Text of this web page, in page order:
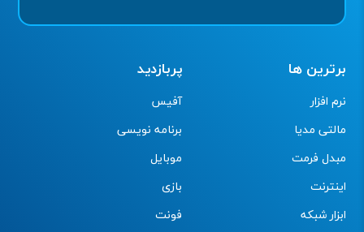
برترین ها
نرم افزار
مالتی مدیا
مبدل فرمت
اینترنت
ابزار شبکه
پربازدید
آفیس
برنامه نویسی
موبایل
بازی
فونت